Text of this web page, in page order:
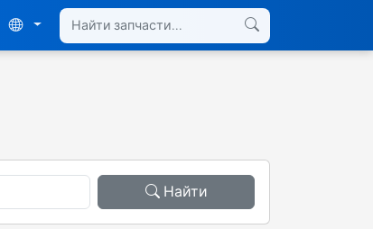
Найти